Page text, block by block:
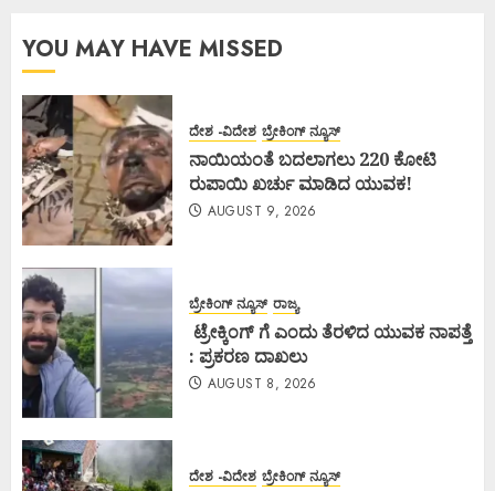
YOU MAY HAVE MISSED
ದೇಶ -ವಿದೇಶ ಬ್ರೇಕಿಂಗ್ ನ್ಯೂಸ್
ನಾಯಿಯಂತೆ ಬದಲಾಗಲು 220 ಕೋಟಿ
ರುಪಾಯಿ ಖರ್ಚು ಮಾಡಿದ ಯುವಕ!
AUGUST 9, 2026
ಬ್ರೇಕಿಂಗ್ ನ್ಯೂಸ್ ರಾಜ್ಯ
ಟ್ರೇಕ್ಕಿಂಗ್ ಗೆ ಎಂದು ತೆರಳಿದ ಯುವಕ ನಾಪತ್ತೆ
: ಪ್ರಕರಣ ದಾಖಲು
AUGUST 8, 2026
ದೇಶ -ವಿದೇಶ ಬ್ರೇಕಿಂಗ್ ನ್ಯೂಸ್